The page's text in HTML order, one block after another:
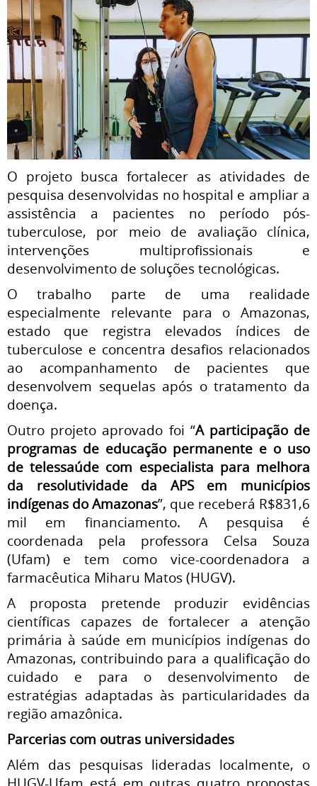
O projeto busca fortalecer as atividades de
pesquisa desenvolvidas no hospital e ampliar a
assistência a pacientes no período pós-
tuberculose, por meio de avaliação clínica,
intervenções multiprofissionais e
desenvolvimento de soluções tecnológicas.
O trabalho parte de uma realidade
especialmente relevante para o Amazonas,
estado que registra elevados índices de
tuberculose e concentra desafios relacionados
ao acompanhamento de pacientes que
desenvolvem sequelas após o tratamento da
doença.
Outro projeto aprovado foi “A participação de
programas de educação permanente e o uso
de telessaúde com especialista para melhora
da resolutividade da APS em municípios
indígenas do Amazonas”, que receberá R$831,6
mil em financiamento. A pesquisa é
coordenada pela professora Celsa Souza
(Ufam) e tem como vice-coordenadora a
farmacêutica Miharu Matos (HUGV).
A proposta pretende produzir evidências
científicas capazes de fortalecer a atenção
primária à saúde em municípios indígenas do
Amazonas, contribuindo para a qualificação do
cuidado e para o desenvolvimento de
estratégias adaptadas às particularidades da
região amazônica.
Parcerias com outras universidades
Além das pesquisas lideradas localmente, o